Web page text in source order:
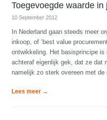
Toegevoegde waarde
10 September 2012
In Nederland gaan steeds meer
inkoop, of ‘best value
ontwikkeling. Het basisprincipe
achteraf eigenlijk gek, dat ze dat
namelijk zo sterk overeen met de
Lees meer →